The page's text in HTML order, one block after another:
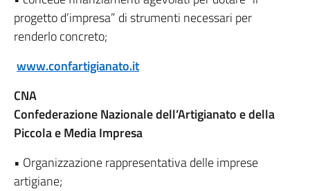
progetto d’impresa” di strumenti necessari per
renderlo concreto;
www.confartigianato.it
CNA
Confederazione Nazionale dell’Artigianato e della
Piccola e Media Impresa
• Organizzazione rappresentativa delle imprese
artigiane;